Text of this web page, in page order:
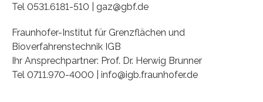
Tel 0531.6181-510 | gaz@gbf.de
Fraunhofer-Institut für Grenzflächen und
Bioverfahrenstechnik IGB
Ihr Ansprechpartner: Prof. Dr. Herwig Brunner
Tel 0711.970-4000 | info@igb.fraunhofer.de